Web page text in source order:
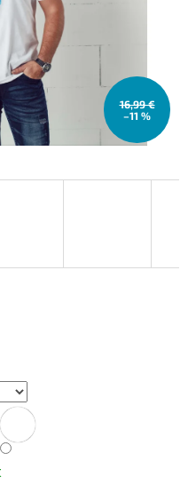
16,99 €
–11 %